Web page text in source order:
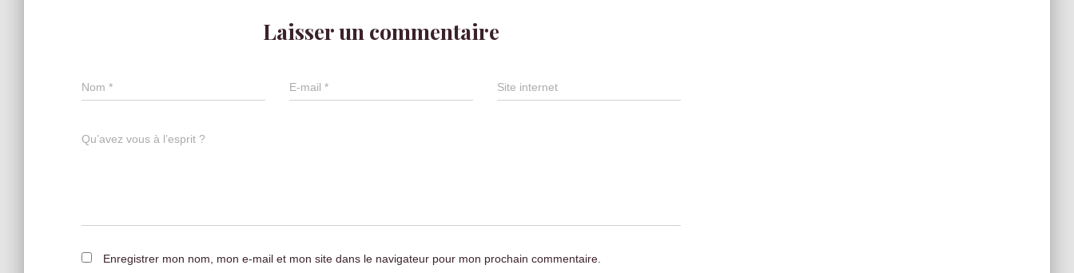
Laisser un commentaire
Nom * E-mail * Site internet
Qu’avez vous à l’esprit ?
Enregistrer mon nom, mon e-mail et mon site dans le navigateur pour mon prochain commentaire.